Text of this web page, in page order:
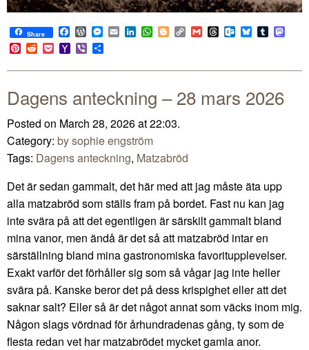
Share Facebook
WordPress
Messenger
EmailLinkedIn
WhatsApp
BloggerCopy
Link
GmailThreadsOutlook.com
BlueskyTumblr
Pinterest
RedditPocketYahoo
Mail
Viber
Dagens anteckning – 28 mars 2026
Posted on March 28, 2026 at 22:03.
Category: by sophie engström
Tags: Dagens anteckning, Matzabröd
Det är sedan gammalt, det här med att jag måste äta upp
alla matzabröd som ställs fram på bordet. Fast nu kan jag
inte svära på att det egentligen är särskilt gammalt bland
mina vanor, men ändå är det så att matzabröd intar en
särställning bland mina gastronomiska favoritupplevelser.
Exakt varför det förhåller sig som så vågar jag inte heller
svära på. Kanske beror det på dess krispighet eller att det
saknar salt? Eller så är det något annat som väcks inom mig.
Någon slags vördnad för århundradenas gång, ty som de
flesta redan vet har matzabrödet mycket gamla anor.